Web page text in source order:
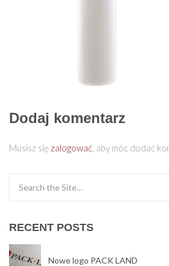
Dodaj komentarz
Musisz się zalogować, aby móc dodać
RECENT POSTS
Nowe logo PACK LAND